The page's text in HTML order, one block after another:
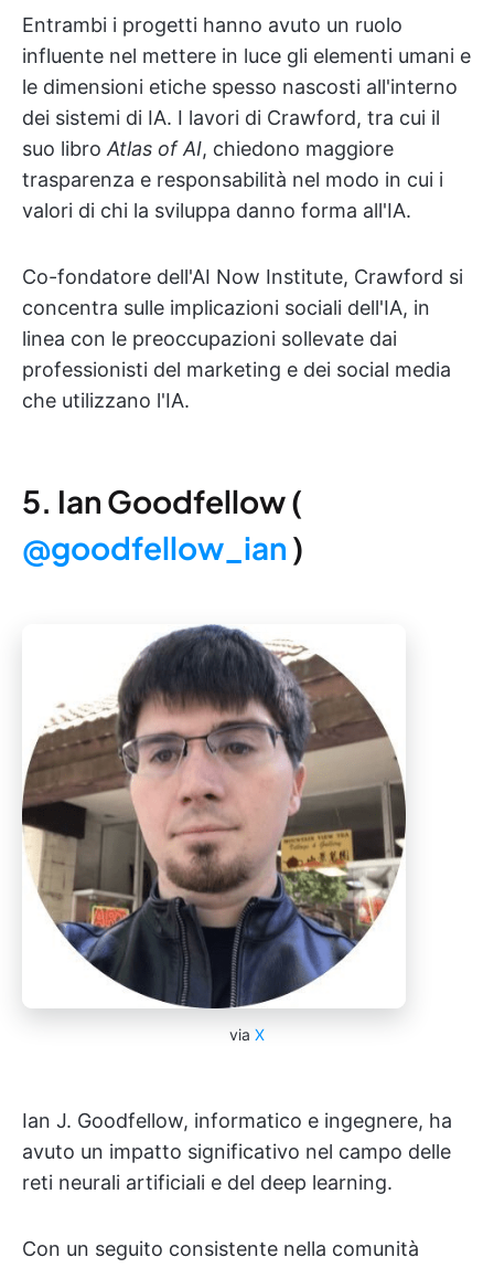
Entrambi i progetti hanno avuto un ruolo
influente nel mettere in luce gli elementi umani e
le dimensioni etiche spesso nascosti all'interno
dei sistemi di IA. I lavori di Crawford, tra cui il
suo libro Atlas of AI, chiedono maggiore
trasparenza e responsabilità nel modo in cui i
valori di chi la sviluppa danno forma all'IA.
Co-fondatore dell'AI Now Institute, Crawford si
concentra sulle implicazioni sociali dell'IA, in
linea con le preoccupazioni sollevate dai
professionisti del marketing e dei social media
che utilizzano l'IA.
5. Ian Goodfellow (
@goodfellow_ian )
via X
Ian J. Goodfellow, informatico e ingegnere, ha
avuto un impatto significativo nel campo delle
reti neurali artificiali e del deep learning.
Con un seguito consistente nella comunità